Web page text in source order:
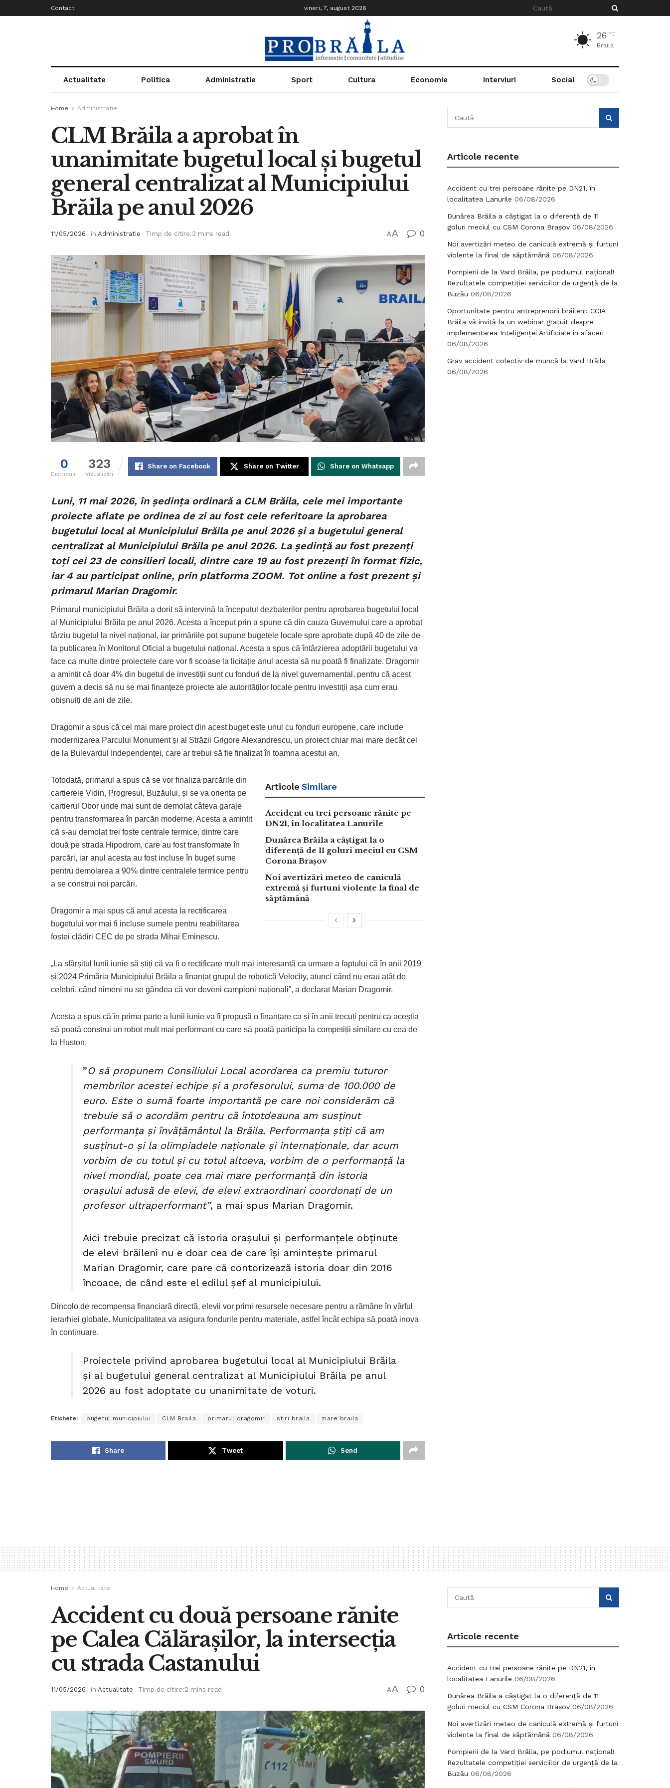
Contact vineri, 7, august 2026
26 °C
Braila
Actualitate Politica Administratie Sport Cultura Economie Interviuri Social
Home Administratie
CLM Brăila a aprobat în
unanimitate bugetul local și bugetul
general centralizat al Municipiului
Brăila pe anul 2026
11/05/2026 in Administratie Timp de citire:3 mins read AA 0
0
Distribuiri
323
Vizualizări
Share on Facebook Share on Twitter Share on Whatsapp
Luni, 11 mai 2026, în ședința ordinară a CLM Brăila, cele mei importante
proiecte aflate pe ordinea de zi au fost cele referitoare la aprobarea
bugetului local al Municipiului Brăila pe anul 2026 și a bugetului general
centralizat al Municipiului Brăila pe anul 2026. La ședință au fost prezenți
toți cei 23 de consilieri locali, dintre care 19 au fost prezenți în format fizic,
iar 4 au participat online, prin platforma ZOOM. Tot online a fost prezent și
primarul Marian Dragomir.
Primarul municipiului Brăila a dorit să intervină la începutul dezbaterilor pentru aprobarea bugetului local
al Municipiului Brăila pe anul 2026. Acesta a început prin a spune că din cauza Guvernului care a aprobat
târziu bugetul la nivel național, iar primăriile pot supune bugetele locale spre aprobate după 40 de zile de
la publicarea în Monitorul Oficial a bugetului național. Acesta a spus că întârzierea adoptării bugetului va
face ca multe dintre proiectele care vor fi scoase la licitație anul acesta să nu poată fi finalizate. Dragomir
a amintit că doar 4% din bugetul de investiții sunt cu fonduri de la nivel guvernamental, pentru că acest
guvern a decis să nu se mai finanțeze proiecte ale autorităților locale pentru investiții așa cum erau
obișnuiți de ani de zile.
Dragomir a spus că cel mai mare proiect din acest buget este unul cu fonduri europene, care include
modernizarea Parcului Monument și al Străzii Grigore Alexandrescu, un proiect chiar mai mare decât cel
de la Bulevardul Independenței, care ar trebui să fie finalizat în toamna acestui an.
Articole Similare
Accident cu trei persoane rănite pe
DN21, în localitatea Lanurile
Dunărea Brăila a câștigat la o
diferență de 11 goluri meciul cu CSM
Corona Brașov
Noi avertizări meteo de caniculă
extremă și furtuni violente la final de
săptămână
Totodată, primarul a spus că se vor finaliza parcările din
cartierele Vidin, Progresul, Buzăului, și se va orienta pe
cartierul Obor unde mai sunt de demolat câteva garaje
pentru transformarea în parcări moderne. Acesta a amintit
că s-au demolat trei foste centrale termice, dintre care
două pe strada Hipodrom, care au fost transformate în
parcări, iar anul acesta au fost incluse în buget sume
pentru demolarea a 90% dintre centralele termice pentru
a se construi noi parcări.
Dragomir a mai spus că anul acesta la rectificarea
bugetului vor mai fi incluse sumele pentru reabilitarea
fostei clădiri CEC de pe strada Mihai Eminescu.
„La sfârșitul lunii iunie să știți că va fi o rectificare mult mai interesantă ca urmare a faptului că în anii 2019
și 2024 Primăria Municipiului Brăila a finanțat grupul de robotică Velocity, atunci când nu erau atât de
celebri, când nimeni nu se gândea că vor deveni campioni naționali”, a declarat Marian Dragomir.
Acesta a spus că în prima parte a lunii iunie va fi propusă o finanțare ca și în anii trecuți pentru ca aceștia
să poată construi un robot mult mai performant cu care să poată participa la competiții similare cu cea de
la Huston.
”O să propunem Consiliului Local acordarea ca premiu tuturor
membrilor acestei echipe și a profesorului, suma de 100.000 de
euro. Este o sumă foarte importantă pe care noi considerăm că
trebuie să o acordăm pentru că întotdeauna am susținut
performanța și învățământul la Brăila. Performanța știți că am
susținut-o și la olimpiadele naționale și internaționale, dar acum
vorbim de cu totul și cu totul altceva, vorbim de o performanță la
nivel mondial, poate cea mai mare performanță din istoria
orașului adusă de elevi, de elevi extraordinari coordonați de un
profesor ultraperformant”, a mai spus Marian Dragomir.
Aici trebuie precizat că istoria orașului și performanțele obținute
de elevi brăileni nu e doar cea de care își amintește primarul
Marian Dragomir, care pare că contorizează istoria doar din 2016
încoace, de când este el edilul șef al municipiului.
Dincolo de recompensa financiară directă, elevii vor primi resursele necesare pentru a rămâne în vârful
ierarhiei globale. Municipalitatea va asigura fondurile pentru materiale, astfel încât echipa să poată inova
în continuare.
Proiectele privind aprobarea bugetului local al Municipiului Brăila
și al bugetului general centralizat al Municipiului Brăila pe anul
2026 au fost adoptate cu unanimitate de voturi.
Etichete: bugetul municipiului CLM Braila primarul dragomir stiri braila ziare braila
Share Tweet Send
Articole recente
Accident cu trei persoane rănite pe DN21, în
localitatea Lanurile 06/08/2026
Dunărea Brăila a câștigat la o diferență de 11
goluri meciul cu CSM Corona Brașov 06/08/2026
Noi avertizări meteo de caniculă extremă și furtuni
violente la final de săptămână 06/08/2026
Pompierii de la Vard Brăila, pe podiumul național!
Rezultatele competiției serviciilor de urgență de la
Buzău 06/08/2026
Oportunitate pentru antreprenorii brăileni: CCIA
Brăila vă invită la un webinar gratuit despre
implementarea Inteligenței Artificiale în afaceri
06/08/2026
Grav accident colectiv de muncă la Vard Brăila
06/08/2026
Home Actualitate
Accident cu două persoane rănite
pe Calea Călărașilor, la intersecția
cu strada Castanului
11/05/2026 in Actualitate Timp de citire:2 mins read AA 0
Articole recente
Accident cu trei persoane rănite pe DN21, în
localitatea Lanurile 06/08/2026
Dunărea Brăila a câștigat la o diferență de 11
goluri meciul cu CSM Corona Brașov 06/08/2026
Noi avertizări meteo de caniculă extremă și furtuni
violente la final de săptămână 06/08/2026
Pompierii de la Vard Brăila, pe podiumul național!
Rezultatele competiției serviciilor de urgență de la
Buzău 06/08/2026